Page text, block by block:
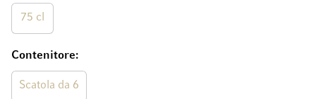
75 cl
Contenitore
Scatola da 6